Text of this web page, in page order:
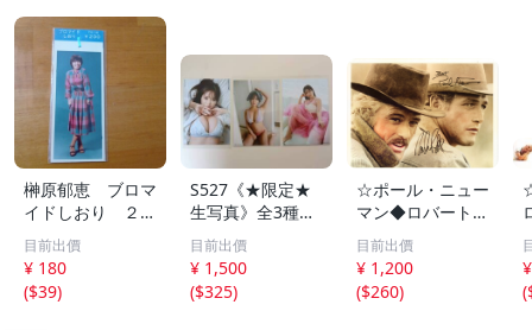
榊原郁恵 ブロマ
イドしおり ２枚
組 レトロ 送料
１１０円 未開封
目前出價
¥ 180
($39)
S527《★限定★
生写真》全3種セ
ット【井口裕香】
FLASH（フラッシ
ュ）2026年8月18
日・25日合併号
目前出價
¥ 1,500
($325)
☆ポール・ニュー
マン◆ロバート・
レッドフォード◆
サイン入り写真◆
30x20㎝☆
目前出價
¥ 1,200
($260)
(